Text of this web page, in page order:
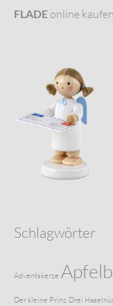
FLADE online kaufen
Schlagwörter
Adventskerze
Der kleine Prinz Drei